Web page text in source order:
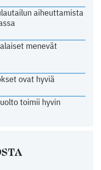
aiheuttamista
menevät
ovat hyviä
toimii hyvin